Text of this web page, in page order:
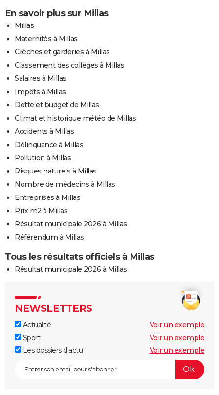
En savoir plus sur Millas
Millas
Maternités à Millas
Crèches et garderies à Millas
Classement des collèges à Millas
Salaires à Millas
Impôts à Millas
Dette et budget de Millas
Climat et historique météo de Millas
Accidents à Millas
Délinquance à Millas
Pollution à Millas
Risques naturels à Millas
Nombre de médecins à Millas
Entreprises à Millas
Prix m2 à Millas
Résultat municipale 2026 à Millas
Référendum à Millas
Tous les résultats officiels à Millas
Résultat municipale 2026 à Millas
NEWSLETTERS
Actualité
Voir un exemple
Sport
Voir un exemple
Les dossiers d'actu
Voir un exemple